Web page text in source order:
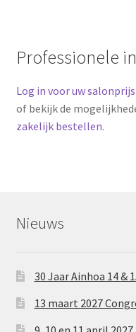
Professionele
Log in voor uw salonprijs
of bekijk de
zakelijk bestellen.
Nieuws
30 Jaar Ainhoa 14 &
13 maart 2027